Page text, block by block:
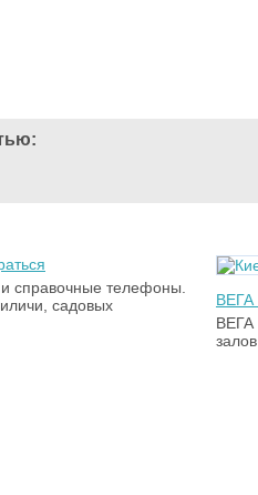
справочные телефоны.
садовых
ВЕГА
ВЕГА